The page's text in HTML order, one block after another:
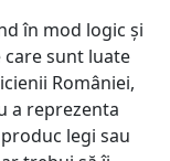
în mod logic și
sunt luate
României,
a reprezenta
legi sau